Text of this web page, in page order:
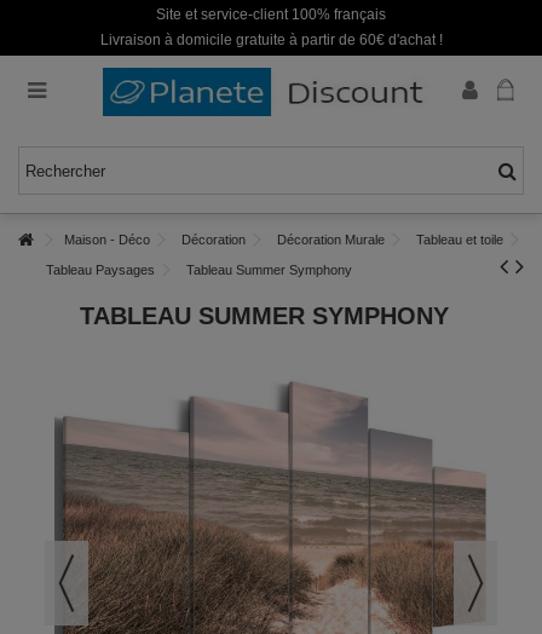
Site et service-client 100% français
Livraison à domicile gratuite à partir de 60€ d'achat !
Maison - Déco Décoration Décoration Murale Tableau et toile
Tableau Paysages Tableau Summer Symphony
TABLEAU SUMMER SYMPHONY